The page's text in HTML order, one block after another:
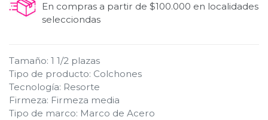
En compras a partir de $100.000 en localidades
selecciondas
Tamaño: 1 1/2 plazas
Tipo de producto: Colchones
Tecnología: Resorte
Firmeza: Firmeza media
Tipo de marco: Marco de Acero